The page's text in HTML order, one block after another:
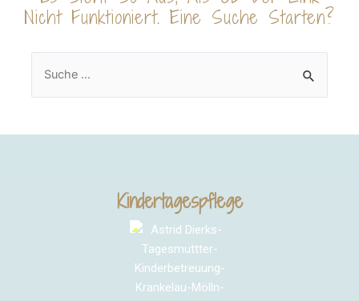
Nicht Funktioniert. Eine Suche Starten?
Kindertagespflege